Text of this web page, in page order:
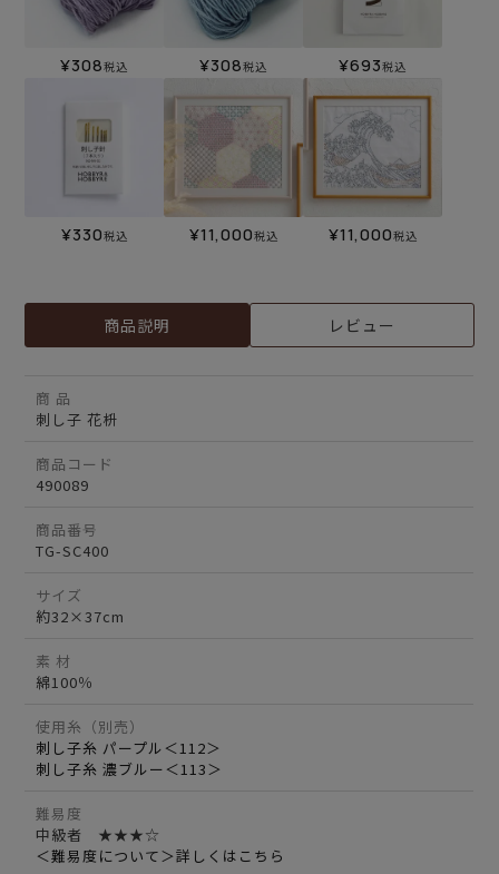
¥308税込 ¥308税込 ¥693税込
¥330税込 ¥11,000税込 ¥11,000税込
商品説明 レビュー
商 品
刺し子 花枡
商品コード
490089
商品番号
TG-SC400
サイズ
約32×37cm
素 材
綿100％
使用糸（別売）
刺し子糸 パープル＜112＞
刺し子糸 濃ブルー＜113＞
難易度
中級者 ★★★☆
＜難易度について＞詳しくはこちら